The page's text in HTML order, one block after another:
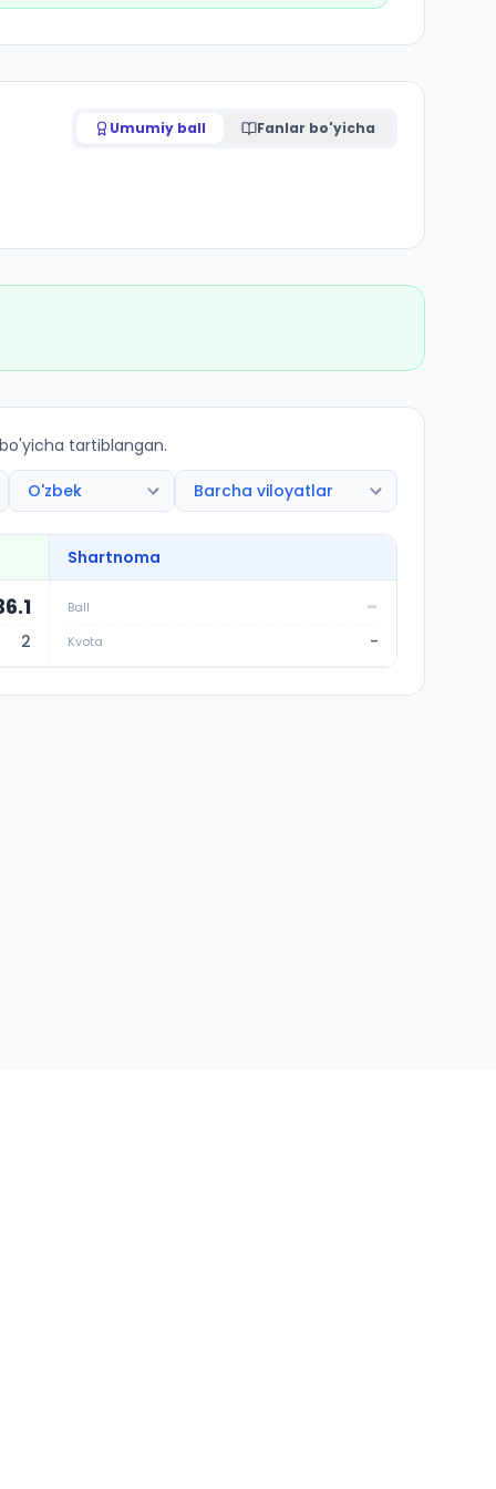
Umumiy ball Fanlar bo'yicha
tartiblangan.
Shartnoma
2
Ball -
Kvota -